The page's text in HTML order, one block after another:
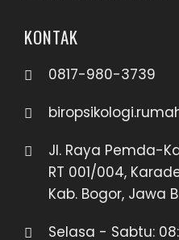
KONTAK
0817-980-3739
Jl. Raya Pemda-
RT 001/004,
Kab. Bogor, Jawa
Selasa - Sabtu: